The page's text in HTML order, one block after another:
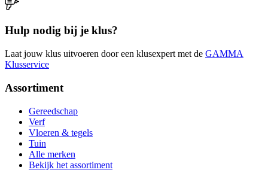
Hulp nodig bij je klus?
Laat jouw klus uitvoeren door een klusexpert met de GAMMA
Klusservice
Assortiment
Gereedschap
Verf
Vloeren & tegels
Tuin
Alle merken
Bekijk het assortiment